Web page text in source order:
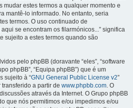
mudar estes termos a qualquer momento e
mantê-lo informado. No entanto, seria
termos. O uso continuado de
se encontram os filarmónicos...” significa
sujeito a estes termos quando são
pelo phpBB (doravante “eles”, “software
phpBB”, “Equipa phpBB”) que é um
sujeito à “GNU General Public License v2”
transferido a partir de www.phpbb.com. O
através da Internet. O Grupo phpBB
que nós permitimos e/ou impedimos e/ou